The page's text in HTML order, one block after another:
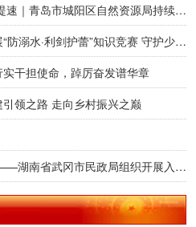
精准施策优服务 赋能营商再提速｜青岛市城阳区自然资源局持续升级不动产登记涉企服务 跑出改革加速度
湖南省岳溪九径大安源村开展“防溺水·利剑护蕾”知识竞赛 守护少年儿童平安暑假
干担使命，踔厉奋发谱华章
领之路 走向乡村振兴之巅
情系困难群众 走访传递温情——湖南省武冈市民政局组织开展入户走访慰问活动